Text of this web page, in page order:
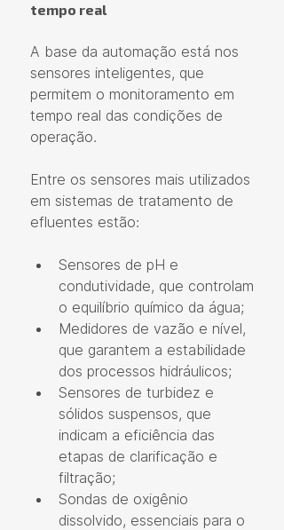
tempo real
A base da automação está nos
sensores inteligentes, que
permitem o monitoramento em
tempo real das condições de
operação.
Entre os sensores mais utilizados
em sistemas de tratamento de
efluentes estão:
Sensores de pH e
condutividade, que controlam
o equilíbrio químico da água;
Medidores de vazão e nível,
que garantem a estabilidade
dos processos hidráulicos;
Sensores de turbidez e
sólidos suspensos, que
indicam a eficiência das
etapas de clarificação e
filtração;
Sondas de oxigênio
dissolvido, essenciais para o